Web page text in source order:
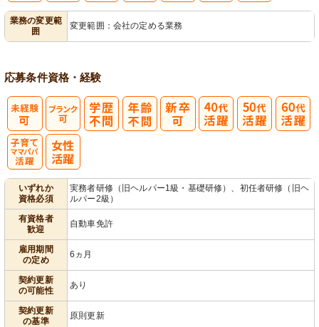
業務の変更範
囲
変更範囲：会社の定める業務
応募条件資格・経験
いずれか
資格必須
実務者研修（旧ヘルパー1級・基礎研修）、初任者研修（旧ヘ
ルパー2級）
有資格者
歓迎
自動車免許
雇用期間
の定め
6ヵ月
契約更新
の可能性
あり
契約更新
の基準
原則更新